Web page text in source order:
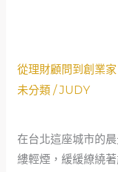
從理財顧問到創業
未分類 /JUDY
在台北這座城市的
縷輕煙，緩緩繚繞
從
理
問
到